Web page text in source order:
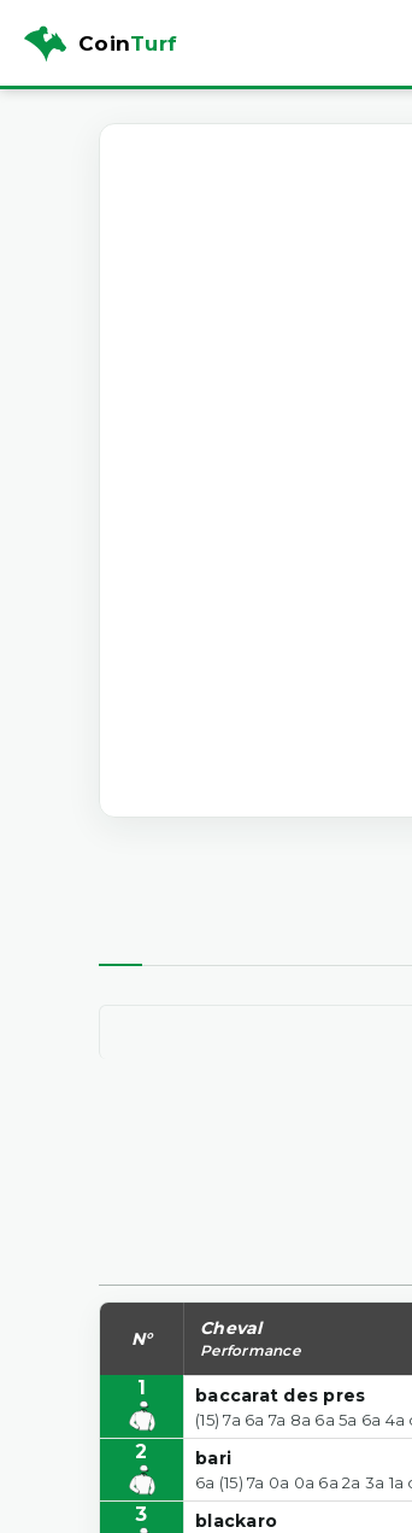
CoinTurf
N° Cheval
Performance
1 baccarat des pres
(15) 7a 6a 7a 8a 6a 5a 6a 4a
2 bari
6a (15) 7a 0a 0a 6a 2a 3a 1a
3 blackaro